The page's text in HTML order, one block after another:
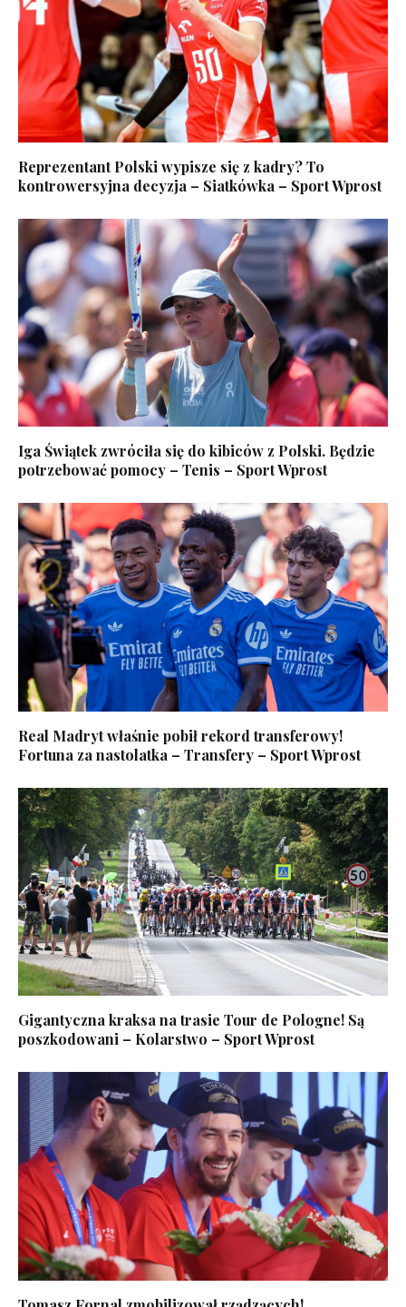
Reprezentant Polski wypisze się z kadry? To
kontrowersyjna decyzja – Siatkówka – Sport Wprost
Iga Świątek zwróciła się do kibiców z Polski. Będzie
potrzebować pomocy – Tenis – Sport Wprost
Real Madryt właśnie pobił rekord transferowy!
Fortuna za nastolatka – Transfery – Sport Wprost
Gigantyczna kraksa na trasie Tour de Pologne! Są
poszkodowani – Kolarstwo – Sport Wprost